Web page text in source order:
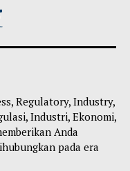
Regulatory, Industry,
Industri, Ekonomi,
Anda
pada era